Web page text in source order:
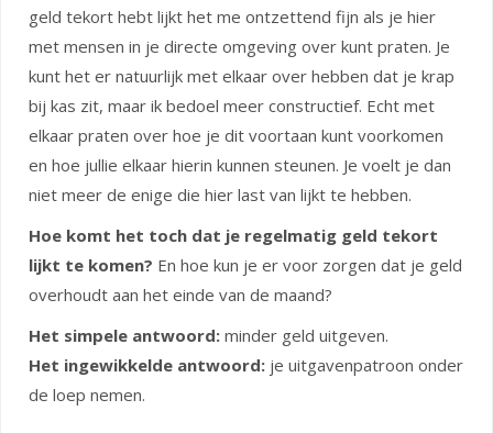
geld tekort hebt lijkt het me ontzettend fijn als je hier
met mensen in je directe omgeving over kunt praten. Je
kunt het er natuurlijk met elkaar over hebben dat je krap
bij kas zit, maar ik bedoel meer constructief. Echt met
elkaar praten over hoe je dit voortaan kunt voorkomen
en hoe jullie elkaar hierin kunnen steunen. Je voelt je dan
niet meer de enige die hier last van lijkt te hebben.
Hoe komt het toch dat je regelmatig geld tekort
lijkt te komen? En hoe kun je er voor zorgen dat je geld
overhoudt aan het einde van de maand?
Het simpele antwoord: minder geld uitgeven.
Het ingewikkelde antwoord: je uitgavenpatroon onder
de loep nemen.